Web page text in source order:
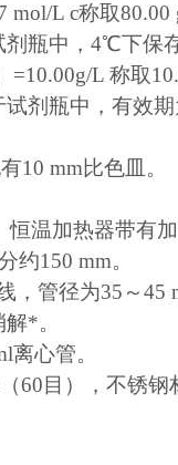
mol/L c称取
瓶中，4℃下保存
=10.00g/L 称取
剂瓶中，有效期
10 mm比色皿。
温加热器带有
约150 mm。
，管径为35～
*。
心管。
60目），不锈钢